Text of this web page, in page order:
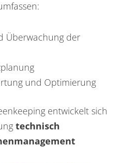
Überwachung der
und Optimierung
entwickelt sich
technisch